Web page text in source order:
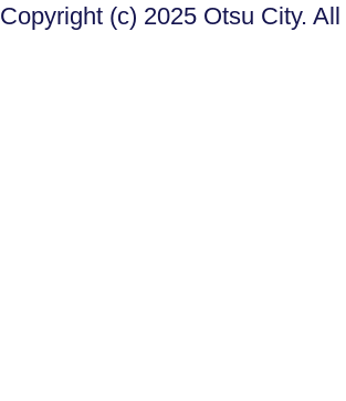
Copyright (c) 2025 Otsu City.